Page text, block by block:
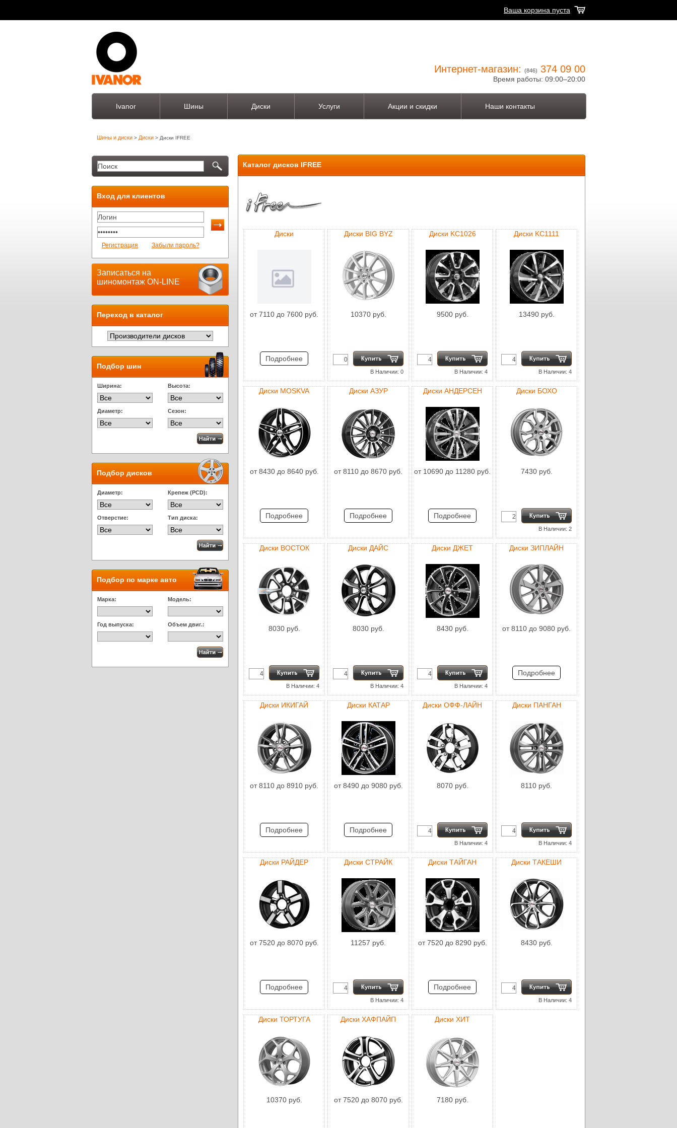
Ваша корзина пуста
Интернет-магазин: (846) 374 09 00
Время работы: 09:00–20:00
Ivanor Шины Диски Услуги Акции и скидки Наши контакты
Шины и диски > Диски > Диски IFREE
Вход для клиентов
Регистрация Забыли пароль?
Записаться на
шиномонтаж ON-LINE
Переход в каталог
Подбор шин
Ширина: Высота:
Диаметр: Сезон:
Подбор дисков
Диаметр: Крепеж (PCD):
Отверстие: Тип диска:
Подбор по марке авто
Марка: Модель:
Год выпуска: Объем двиг.:
Каталог дисков IFREE
Диски
от 7110 до 7600 руб.
Подробнее
Диски BIG BYZ
10370 руб.
В Наличии: 0
Диски KC1026
9500 руб.
В Наличии: 4
Диски KC1111
13490 руб.
В Наличии: 4
Диски MOSKVA
от 8430 до 8640 руб.
Подробнее
Диски АЗУР
от 8110 до 8670 руб.
Подробнее
Диски АНДЕРСЕН
от 10690 до 11280 руб.
Подробнее
Диски БОХО
7430 руб.
В Наличии: 2
Диски ВОСТОК
8030 руб.
В Наличии: 4
Диски ДАЙС
8030 руб.
В Наличии: 4
Диски ДЖЕТ
8430 руб.
В Наличии: 4
Диски ЗИПЛАЙН
от 8110 до 9080 руб.
Подробнее
Диски ИКИГАЙ
от 8110 до 8910 руб.
Подробнее
Диски КАТАР
от 8490 до 9080 руб.
Подробнее
Диски ОФФ-ЛАЙН
8070 руб.
В Наличии: 4
Диски ПАНГАН
8110 руб.
В Наличии: 4
Диски РАЙДЕР
от 7520 до 8070 руб.
Подробнее
Диски СТРАЙК
11257 руб.
В Наличии: 4
Диски ТАЙГАН
от 7520 до 8290 руб.
Подробнее
Диски ТАКЕШИ
8430 руб.
В Наличии: 4
Диски ТОРТУГА
10370 руб.
Диски ХАФПАЙП
от 7520 до 8070 руб.
Диски ХИТ
7180 руб.